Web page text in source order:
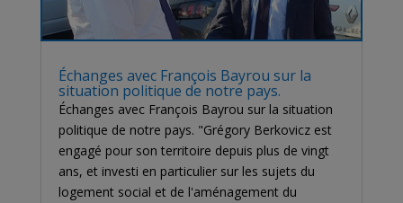
Échanges avec François Bayrou sur la
situation politique de notre pays.
Échanges avec François Bayrou sur la situation
politique de notre pays. "Grégory Berkovicz est
engagé pour son territoire depuis plus de vingt
ans, et investi en particulier sur les sujets du
logement social et de l'aménagement du